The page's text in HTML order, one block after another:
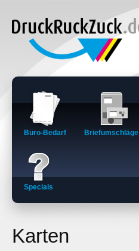
Büro-Bedarf Briefumschläge
Specials
Karten